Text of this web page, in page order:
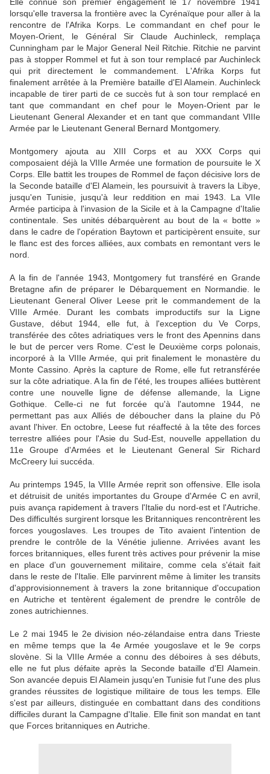
lorsqu'elle traversa la frontière avec la Cyrénaïque pour aller à la
rencontre de l'Afrika Korps. Le commandant en chef pour le
Moyen-Orient, le Général Sir Claude Auchinleck, remplaça
Cunningham par le Major General Neil Ritchie. Ritchie ne parvint
pas à stopper Rommel et fut à son tour remplacé par Auchinleck
qui prit directement le commandement. L'Afrika Korps fut
finalement arrêtée à la Première bataille d'El Alamein. Auchinleck
incapable de tirer parti de ce succès fut à son tour remplacé en
tant que commandant en chef pour le Moyen-Orient par le
Lieutenant General Alexander et en tant que commandant VIIIe
Armée par le Lieutenant General Bernard Montgomery.
Montgomery ajouta au XIII Corps et au XXX Corps qui
composaient déjà la VIIIe Armée une formation de poursuite le X
Corps. Elle battit les troupes de Rommel de façon décisive lors de
la Seconde bataille d'El Alamein, les poursuivit à travers la Libye,
jusqu'en Tunisie, jusqu'à leur reddition en mai 1943. La VIIe
Armée participa à l'invasion de la Sicile et à la Campagne d'Italie
continentale. Ses unités débarquèrent au bout de la « botte »
dans le cadre de l'opération Baytown et participèrent ensuite, sur
le flanc est des forces alliées, aux combats en remontant vers le
nord.
A la fin de l'année 1943, Montgomery fut transféré en Grande
Bretagne afin de préparer le Débarquement en Normandie. le
Lieutenant General Oliver Leese prit le commandement de la
VIIIe Armée. Durant les combats improductifs sur la Ligne
Gustave, début 1944, elle fut, à l'exception du Ve Corps,
transférée des côtes adriatiques vers le front des Apennins dans
le but de percer vers Rome. C'est le Deuxième corps polonais,
incorporé à la VIIIe Armée, qui prit finalement le monastère du
Monte Cassino. Après la capture de Rome, elle fut retransférée
sur la côte adriatique. A la fin de l'été, les troupes alliées buttèrent
contre une nouvelle ligne de défense allemande, la Ligne
Gothique. Celle-ci ne fut forcée qu'à l'automne 1944, ne
permettant pas aux Alliés de déboucher dans la plaine du Pô
avant l'hiver. En octobre, Leese fut réaffecté à la tête des forces
terrestre alliées pour l'Asie du Sud-Est, nouvelle appellation du
11e Groupe d'Armées et le Lieutenant General Sir Richard
McCreery lui succéda.
Au printemps 1945, la VIIIe Armée reprit son offensive. Elle isola
et détruisit de unités importantes du Groupe d'Armée C en avril,
puis avança rapidement à travers l'Italie du nord-est et l'Autriche.
Des difficultés surgirent lorsque les Britanniques rencontrèrent les
forces yougoslaves. Les troupes de Tito avaient l'intention de
prendre le contrôle de la Vénétie julienne. Arrivées avant les
forces britanniques, elles furent très actives pour prévenir la mise
en place d'un gouvernement militaire, comme cela s'était fait
dans le reste de l'Italie. Elle parvinrent même à limiter les transits
d'approvisionnement à travers la zone britannique d'occupation
en Autriche et tentèrent également de prendre le contrôle de
zones autrichiennes.
Le 2 mai 1945 le 2e division néo-zélandaise entra dans Trieste
en même temps que la 4e Armée yougoslave et le 9e corps
slovène. Si la VIIIe Armée a connu des déboires à ses débuts,
elle ne fut plus défaite après la Seconde bataille d'El Alamein.
Son avancée depuis El Alamein jusqu'en Tunisie fut l'une des plus
grandes réussites de logistique militaire de tous les temps. Elle
s'est par ailleurs, distinguée en combattant dans des conditions
difficiles durant la Campagne d'Italie. Elle finit son mandat en tant
que Forces britanniques en Autriche.